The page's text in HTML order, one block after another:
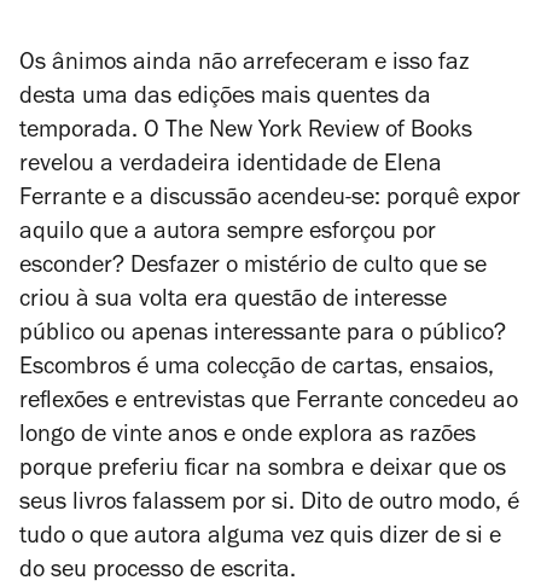
Os ânimos ainda não arrefeceram e isso faz
desta uma das edições mais quentes da
temporada. O The New York Review of Books
revelou a verdadeira identidade de Elena
Ferrante e a discussão acendeu-se: porquê expor
aquilo que a autora sempre esforçou por
esconder? Desfazer o mistério de culto que se
criou à sua volta era questão de interesse
público ou apenas interessante para o público?
Escombros é uma colecção de cartas, ensaios,
reflexões e entrevistas que Ferrante concedeu ao
longo de vinte anos e onde explora as razões
porque preferiu ficar na sombra e deixar que os
seus livros falassem por si. Dito de outro modo, é
tudo o que autora alguma vez quis dizer de si e
do seu processo de escrita.